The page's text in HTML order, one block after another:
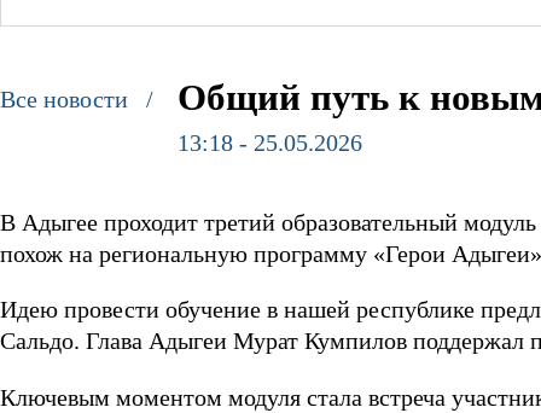
Все новости / Общий путь к новым
13:18 - 25.05.2026
В Адыгее проходит третий образовательный
похож на региональную программу «Герои
Идею провести обучение в нашей республике
Сальдо. Глава Адыгеи Мурат Кумпилов поддержал
Ключевым моментом модуля стала встреча